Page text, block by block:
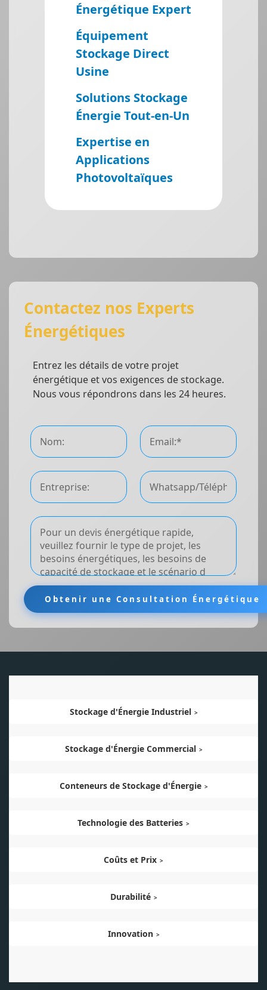
Énergétique Expert
Équipement
Stockage Direct
Usine
Solutions Stockage
Énergie Tout-en-Un
Expertise en
Applications
Photovoltaïques
Contactez nos Experts
Énergétiques
Entrez les détails de votre projet
énergétique et vos exigences de stockage.
Nous vous répondrons dans les 24 heures.
Stockage d'Énergie Industriel
Stockage d'Énergie Commercial
Conteneurs de Stockage d'Énergie
Technologie des Batteries
Coûts et Prix
Durabilité
Innovation